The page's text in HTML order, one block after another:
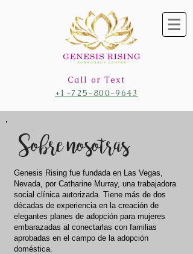
Call or Text
+1-725-800-9643
Sobre nosotras
Genesis Rising fue fundada en Las Vegas,
Nevada, por Catharine Murray, una trabajadora
social clínica autorizada. Tiene más de dos
décadas de experiencia en la creación de
elegantes planes de adopción para mujeres
embarazadas al conectarlas con familias
aprobadas en el campo de la adopción
doméstica.